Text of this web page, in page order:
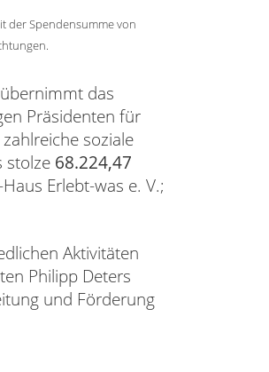
der Spendensumme von
das
Präsidenten für
soziale
stolze 68.224,47
Erlebt-was e. V.;
Aktivitäten
Philipp Deters
und Förderung